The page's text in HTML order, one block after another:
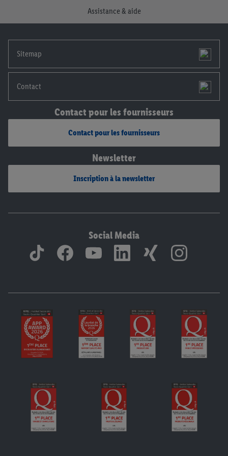
Assistance & aide
Sitemap
Contact
Contact pour les fournisseurs
Contact pour les fournisseurs
Newsletter
Inscription à la newsletter
Social Media
déclaration de confidentialité. Pour consulter les
mentions légales, c’est ici.